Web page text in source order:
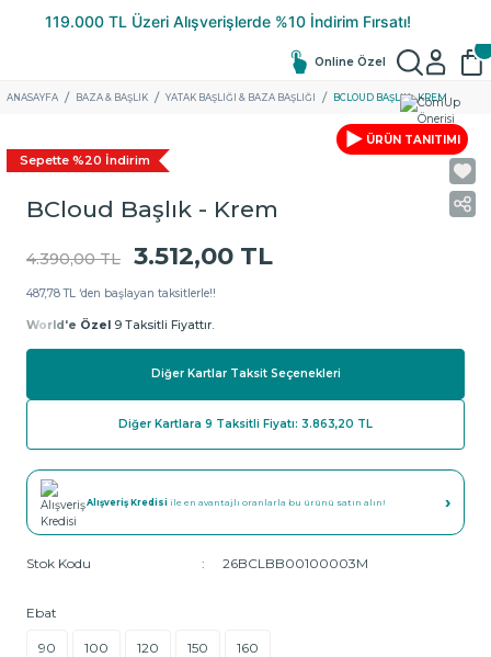
Online Özel
ANASAYFA BAZA & BAŞLIK YATAK BAŞLIĞI & BAZA BAŞLIĞI BCLOUD BAŞLIK - KREM
ÜRÜN TANITIMI
Sepette %20 İndirim
BCloud Başlık - Krem
4.390,00 TL 3.512,00 TL
487,78 TL ‘den başlayan taksitlerle!!
World'e Özel 9 Taksitli Fiyattır.
Diğer Kartlar Taksit Seçenekleri
Diğer Kartlara 9 Taksitli Fiyatı: 3.863,20 TL
Alışveriş Kredisi ile en avantajlı oranlarla bu ürünü satın alın! ›
Stok Kodu 26BCLBB00100003M
Ebat
90 100 120 150 160